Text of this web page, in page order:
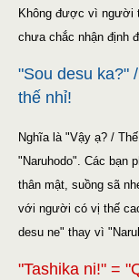
Không được vì người
chưa chắc nhận định
"Sou desu ka?"
thế nhỉ!
Nghĩa là "Vậy ạ? /
"Naruhodo". Các bạn
thân mật, suồng sã
với người có vị thế
desu ne" thay vì
"Tashika ni!" =